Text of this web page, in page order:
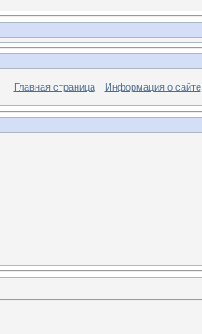
Главная страница Информация о сайте